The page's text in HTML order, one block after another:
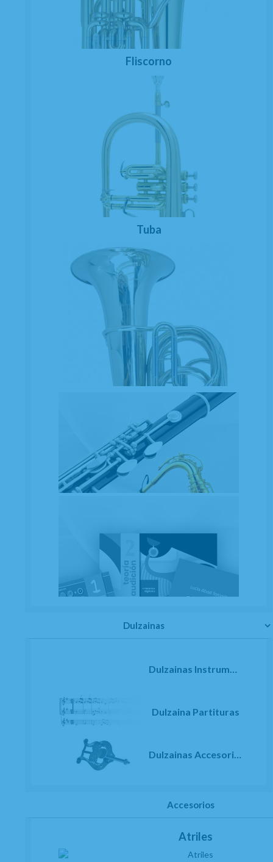
Fliscorno
Tuba
Dulzainas
Dulzainas Instrumentos
Dulzaina Partituras
Dulzainas Accesorios
Accesorios
Atriles